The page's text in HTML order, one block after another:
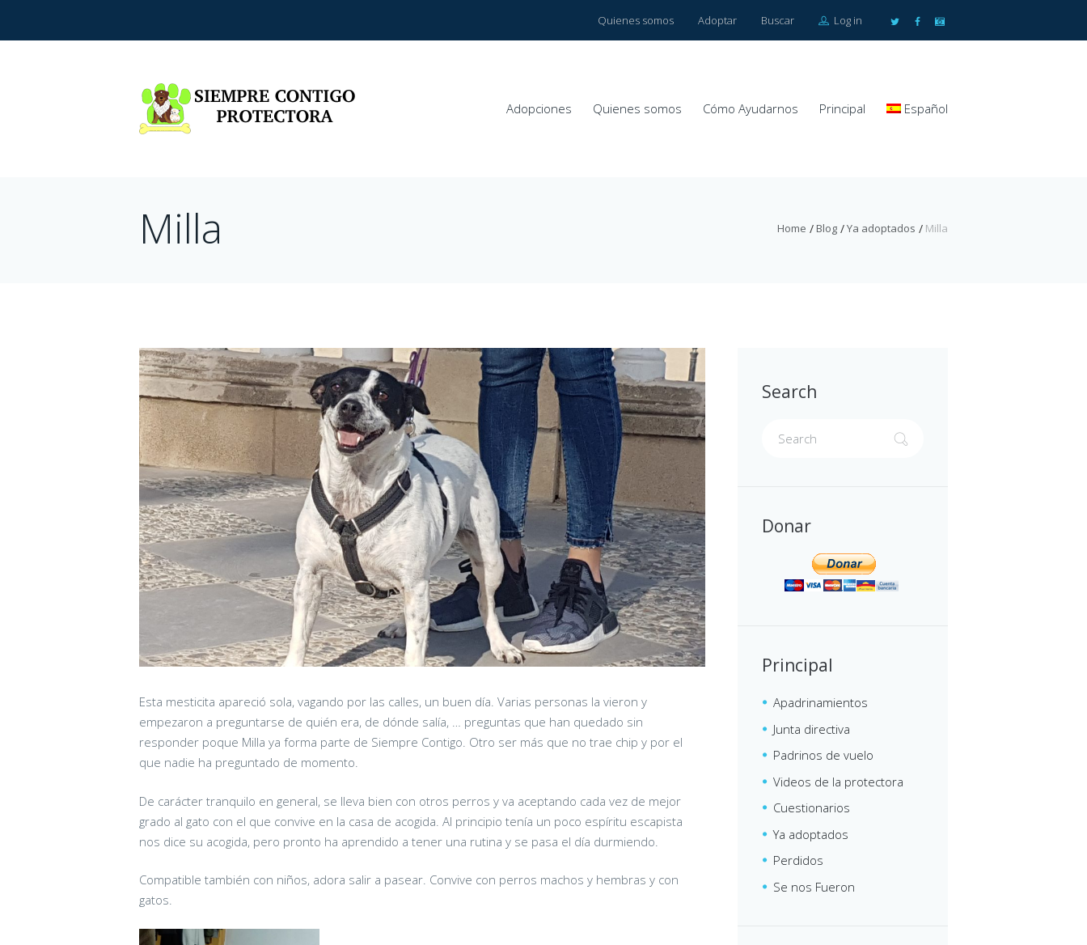
Quienes somos Adoptar Buscar Log in
Adopciones Quienes somos Cómo Ayudarnos Principal Español
Home Blog Ya adoptados Milla
Milla
Esta mesticita apareció sola, vagando por las calles, un buen día. Varias personas la vieron y
empezaron a preguntarse de quién era, de dónde salía, … preguntas que han quedado sin
responder poque Milla ya forma parte de Siempre Contigo. Otro ser más que no trae chip y por el
que nadie ha preguntado de momento.
De carácter tranquilo en general, se lleva bien con otros perros y va aceptando cada vez de mejor
grado al gato con el que convive en la casa de acogida. Al principio tenía un poco espíritu escapista
nos dice su acogida, pero pronto ha aprendido a tener una rutina y se pasa el día durmiendo.
Compatible también con niños, adora salir a pasear. Convive con perros machos y hembras y con
gatos.
Search
Donar
Principal
Apadrinamientos
Junta directiva
Padrinos de vuelo
Videos de la protectora
Cuestionarios
Ya adoptados
Perdidos
Se nos Fueron